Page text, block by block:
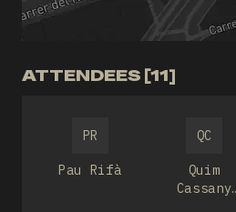
ATTENDEES [11]
PR
Pau Rifà
QC
Quim
Cassany